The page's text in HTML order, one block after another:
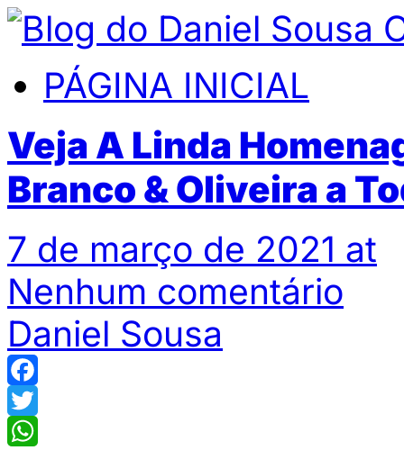
PÁGINA INICIAL
Veja A Linda
Branco & Oliveira a
7 de março de 2021 at
Nenhum comentário
Daniel Sousa
Facebook
Twitter